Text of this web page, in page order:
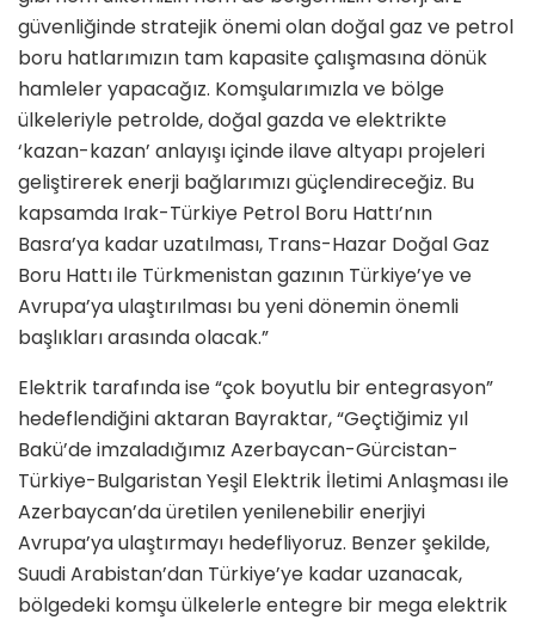
güvenliğinde stratejik önemi olan doğal gaz ve petrol
boru hatlarımızın tam kapasite çalışmasına dönük
hamleler yapacağız. Komşularımızla ve bölge
ülkeleriyle petrolde, doğal gazda ve elektrikte
‘kazan-kazan’ anlayışı içinde ilave altyapı projeleri
geliştirerek enerji bağlarımızı güçlendireceğiz. Bu
kapsamda Irak-Türkiye Petrol Boru Hattı’nın
Basra’ya kadar uzatılması, Trans-Hazar Doğal Gaz
Boru Hattı ile Türkmenistan gazının Türkiye’ye ve
Avrupa’ya ulaştırılması bu yeni dönemin önemli
başlıkları arasında olacak.”
Elektrik tarafında ise “çok boyutlu bir entegrasyon”
hedeflendiğini aktaran Bayraktar, “Geçtiğimiz yıl
Bakü’de imzaladığımız Azerbaycan-Gürcistan-
Türkiye-Bulgaristan Yeşil Elektrik İletimi Anlaşması ile
Azerbaycan’da üretilen yenilenebilir enerjiyi
Avrupa’ya ulaştırmayı hedefliyoruz. Benzer şekilde,
Suudi Arabistan’dan Türkiye’ye kadar uzanacak,
bölgedeki komşu ülkelerle entegre bir mega elektrik